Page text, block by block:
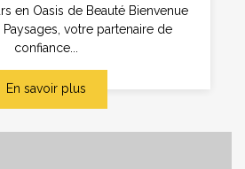
en Oasis de Beauté Bienvenue
votre partenaire de
confiance...
En savoir plus